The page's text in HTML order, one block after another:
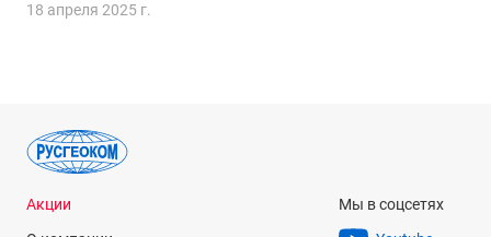
18 апреля 2025 г.
Акции
Мы в соцсетях